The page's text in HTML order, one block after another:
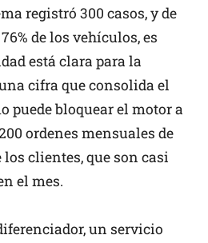
registró 300 casos, y de
de los vehículos, es
está clara para la
cifra que consolida el
puede bloquear el motor a
ordenes mensuales de
los clientes, que son casi
el mes.
un servicio